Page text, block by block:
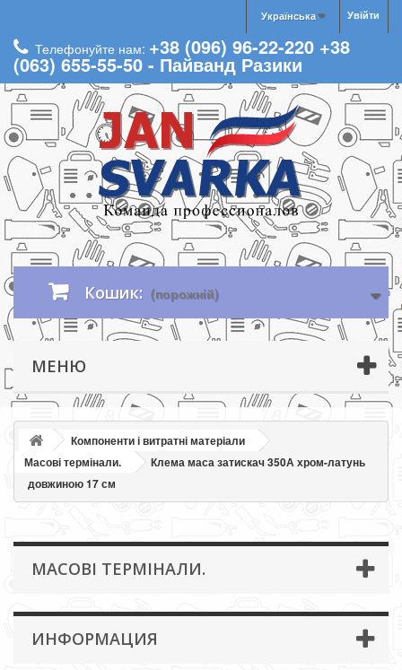
Увійти
Українська
Телефонуйте нам: +38 (096) 96-22-220 +38
(063) 655-55-50 - Пайванд Разики
Кошик: (порожній)
МЕНЮ
Компоненти і витратні матеріали
Масові термінали.
Клема маса затискач 350А хром-латунь
довжиною 17 см
МАСОВІ ТЕРМІНАЛИ.
ИНФОРМАЦИЯ